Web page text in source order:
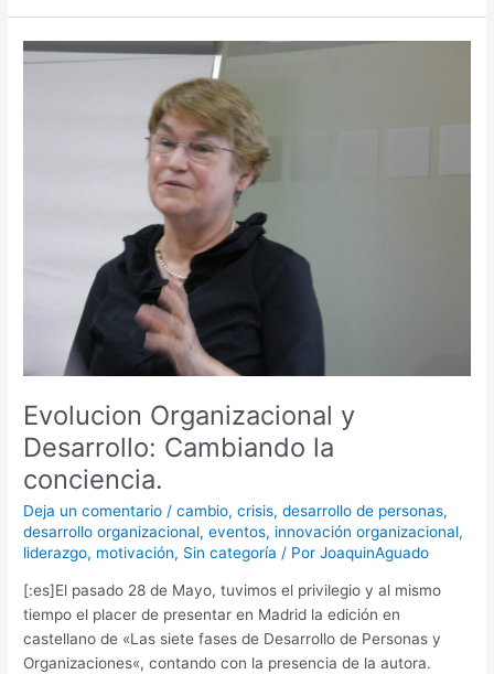
Evolucion Organizacional y
Desarrollo: Cambiando la
conciencia.
Deja un comentario /cambio,crisis,desarrollo de personas,
desarrollo organizacional,eventos, innovación organizacional,
liderazgo, motivación, Sin categoría / PorJoaquinAguado
[:es]El pasado 28 de Mayo, tuvimos el privilegio y al mismo
tiempo el placer de presentar en Madrid la edición en
castellano de «Las siete fases de Desarrollo de Personas y
Organizaciones«, contando con la presencia de la autora.
Evolucion